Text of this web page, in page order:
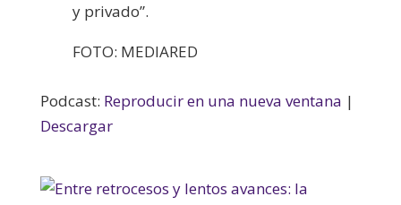
y privado”.
FOTO: MEDIARED
Podcast: Reproducir en una nueva ventana |
Descargar